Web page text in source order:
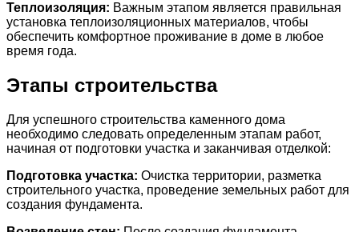
Теплоизоляция: Важным этапом является правильная
установка теплоизоляционных материалов, чтобы
обеспечить комфортное проживание в доме в любое
время года.
Этапы строительства
Для успешного строительства каменного дома
необходимо следовать определенным этапам работ,
начиная от подготовки участка и заканчивая отделкой:
Подготовка участка: Очистка территории, разметка
строительного участка, проведение земельных работ для
создания фундамента.